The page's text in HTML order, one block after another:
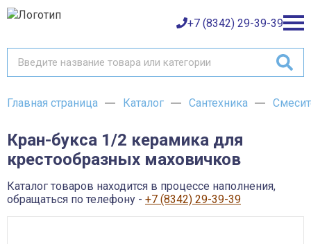
+7 (8342) 29-39-39
Каталог товаров
Баки и емкости АНИОН
Газовое оборудование
Детали трубопроводов и уплотнения
Запорная и регулирующая арматура
Инструмент
О компании
Оплата
Доставка
Главная страница Каталог Сантехника
Кран-букса 1/2 керамика для
крестообразных маховичков
Каталог товаров находится в процессе наполнения,
обращаться по телефону - +7 (8342) 29-39-39